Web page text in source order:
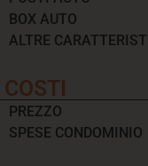
BOX AUTO
ALTRE
COSTI
PREZZO
SPESE CONDOMINIO